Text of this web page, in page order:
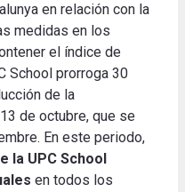
en relación con la
medidas en los
el índice de
School prorroga 30
de la
de octubre, que se
En este periodo,
la UPC School
en todos los